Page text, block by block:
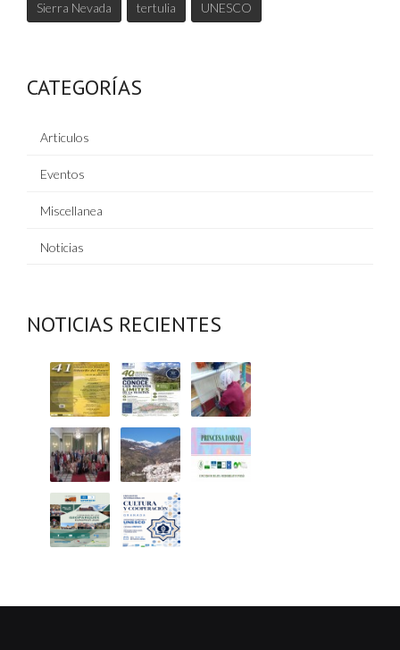
Sierra Nevada tertulia UNESCO
CATEGORÍAS
Articulos
Eventos
Miscellanea
Noticias
NOTICIAS RECIENTES